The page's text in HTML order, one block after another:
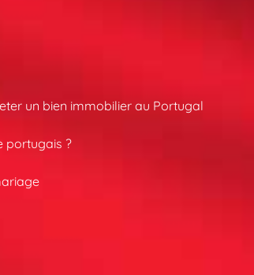
un bien immobilier au Portugal
portugais ?